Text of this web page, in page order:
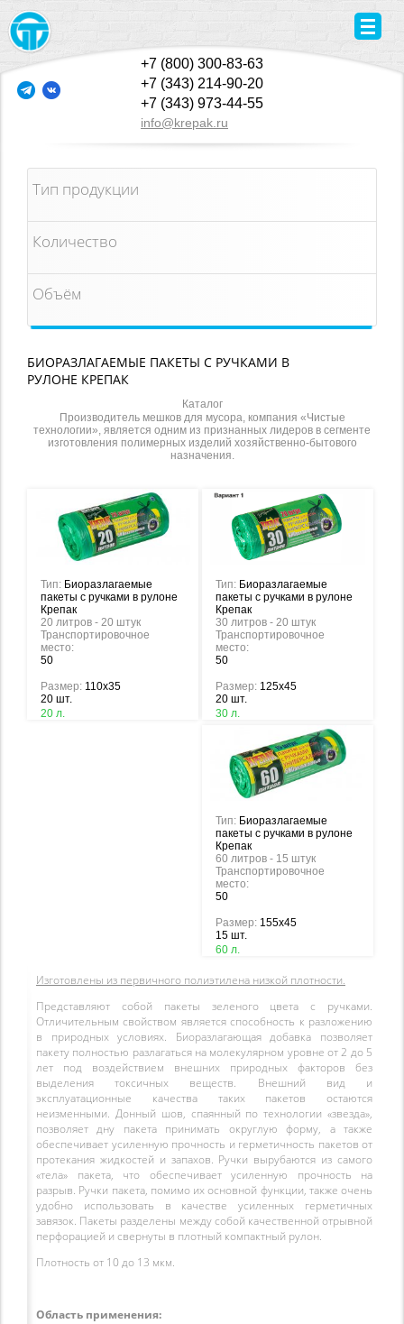
+7 (800) 300-83-63
+7 (343) 214-90-20
+7 (343) 973-44-55
info@krepak.ru
Тип продукции
Количество
Объём
БИОРАЗЛАГАЕМЫЕ ПАКЕТЫ С РУЧКАМИ В
РУЛОНЕ КРЕПАК
Каталог
Производитель мешков для мусора, компания «Чистые
технологии», является одним из признанных лидеров в сегменте
изготовления полимерных изделий хозяйственно-бытового
назначения.
Тип: Биоразлагаемые
пакеты с ручками в рулоне
Крепак
20 литров - 20 штук
Транспортировочное
место:
50
Размер: 110х35
20 шт.
20 л.
Тип: Биоразлагаемые
пакеты с ручками в рулоне
Крепак
30 литров - 20 штук
Транспортировочное
место:
50
Размер: 125х45
20 шт.
30 л.
Тип: Биоразлагаемые
пакеты с ручками в рулоне
Крепак
60 литров - 15 штук
Транспортировочное
место:
50
Размер: 155х45
15 шт.
60 л.
Изготовлены из первичного полиэтилена низкой плотности.
Представляют собой пакеты зеленого цвета с ручками.
Отличительным свойством является способность к разложению
в природных условиях. Биоразлагающая добавка позволяет
пакету полностью разлагаться на молекулярном уровне от 2 до 5
лет под воздействием внешних природных факторов без
выделения токсичных веществ. Внешний вид и
эксплуатационные качества таких пакетов остаются
неизменными. Донный шов, спаянный по технологии «звезда»,
позволяет дну пакета принимать округлую форму, а также
обеспечивает усиленную прочность и герметичность пакетов от
протекания жидкостей и запахов. Ручки вырубаются из самого
«тела» пакета, что обеспечивает усиленную прочность на
разрыв. Ручки пакета, помимо их основной функции, также очень
удобно использовать в качестве усиленных герметичных
завязок. Пакеты разделены между собой качественной отрывной
перфорацией и свернуты в плотный компактный рулон.
Плотность от 10 до 13 мкм.
Область применения: